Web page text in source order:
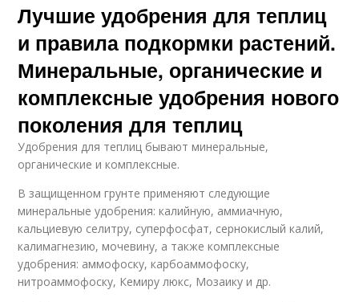
Биогумус для
теплицы
Земли в теплице
Уборка в теплице
Перегной для
Удобрения для роста
Лучшие удобрения для теплиц
и правила подкормки растений.
Минеральные, органические и
комплексные удобрения нового
поколения для теплиц
Удобрения для теплиц бывают минеральные,
органические и комплексные.
В защищенном грунте применяют следующие
минеральные удобрения: калийную, аммиачную,
кальциевую селитру, суперфосфат, сернокислый калий,
калимагнезию, мочевину, а также комплексные
удобрения: аммофоску, карбоаммофоску,
нитроаммофоску, Кемиру люкс, Мозаику и др.